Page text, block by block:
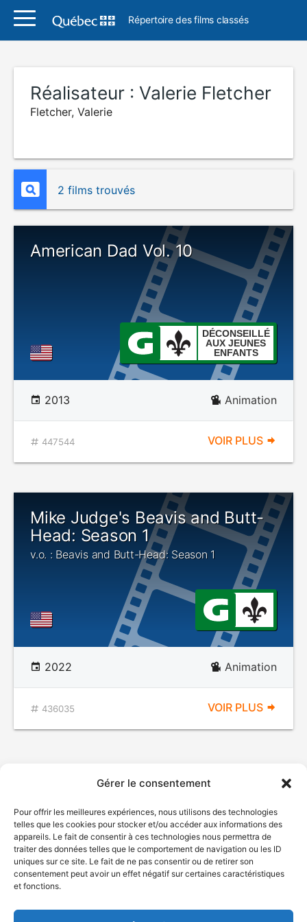
Gérer le consentement
Pour offrir les meilleures expériences, nous utilisons des technologies
telles que les cookies pour stocker et/ou accéder aux informations des
appareils. Le fait de consentir à ces technologies nous permettra de
traiter des données telles que le comportement de navigation ou les ID
uniques sur ce site. Le fait de ne pas consentir ou de retirer son
consentement peut avoir un effet négatif sur certaines caractéristiques
et fonctions.
Répertoire des films classés
Réalisateur : Valerie Fletcher
Fletcher, Valerie
2 films trouvés
American Dad Vol. 10
DÉCONSEILLÉ
AUX JEUNES
ENFANTS
2013 Animation
447544 VOIR PLUS
Mike Judge's Beavis and Butt-
Head: Season 1
v.o. : Beavis and Butt-Head: Season 1
2022 Animation
436035 VOIR PLUS
© Gouvernement du Québec, 2026
Plan du site